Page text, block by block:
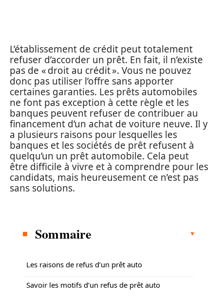
L’établissement de crédit peut totalement
refuser d’accorder un prêt. En fait, il n’existe
pas de « droit au crédit ». Vous ne pouvez
donc pas utiliser l’offre sans apporter
certaines garanties. Les prêts automobiles
ne font pas exception à cette règle et les
banques peuvent refuser de contribuer au
financement d’un achat de voiture neuve. Il y
a plusieurs raisons pour lesquelles les
banques et les sociétés de prêt refusent à
quelqu’un un prêt automobile. Cela peut
être difficile à vivre et à comprendre pour les
candidats, mais heureusement ce n’est pas
sans solutions.
Sommaire
Les raisons de refus d’un prêt auto
Savoir les motifs d’un refus de prêt auto